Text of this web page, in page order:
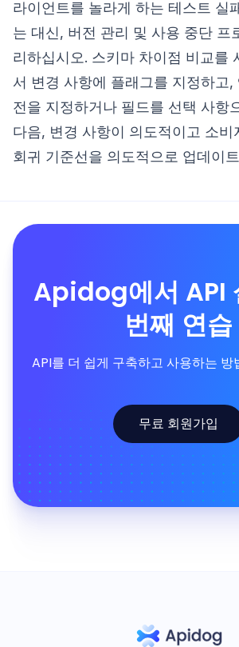
라이언트를 놀라게 하는 테스트 실
는 대신, 버전 관리 및 사용 중단 프
리하십시오. 스키마 차이점 비교를
서 변경 사항에 플래그를 지정하고,
전을 지정하거나 필드를 선택 사항
다음, 변경 사항이 의도적이고 소비
회귀 기준선을 의도적으로 업데이
Apidog에서 API
번째 연습
API를 더 쉽게 구축하고 사용하는 방
무료 회원가입